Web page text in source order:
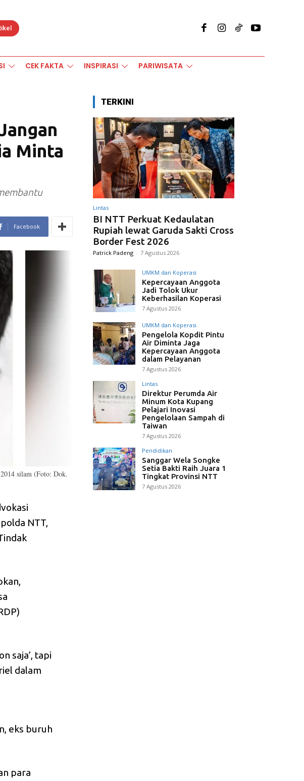
CEK FAKTA INSPIRASI PARIWISATA
Minta
Facebook
silam (Foto: Dok.
NTT,
saja’, tapi
dalam
eks buruh
para
TERKINI
Lintas
BI NTT Perkuat Kedaulatan
Rupiah lewat Garuda Sakti Cross
Border Fest 2026
Patrick Padeng - 7 Agustus 2026
UMKM dan Koperasi
Kepercayaan Anggota
Jadi Tolok Ukur
Keberhasilan Koperasi
7 Agustus 2026
UMKM dan Koperasi
Pengelola Kopdit Pintu
Air Diminta Jaga
Kepercayaan Anggota
dalam Pelayanan
7 Agustus 2026
Lintas
Direktur Perumda Air
Minum Kota Kupang
Pelajari Inovasi
Pengelolaan Sampah di
Taiwan
7 Agustus 2026
Pendidikan
Sanggar Wela Songke
Setia Bakti Raih Juara 1
Tingkat Provinsi NTT
7 Agustus 2026